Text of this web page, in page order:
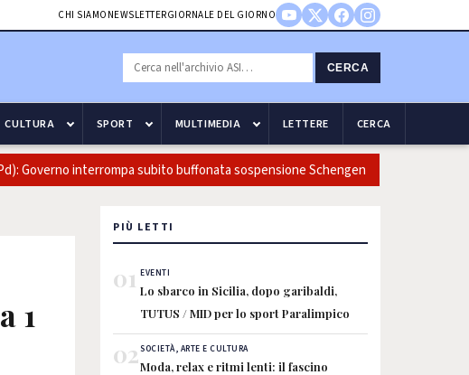
CHI SIAMO NEWSLETTERGIORNALE DEL GIORNO
CERCA
CULTURA SPORT MULTIMEDIA LETTERE CERCA
interrompa subito buffonata sospensione Schengen
1
PIÙ LETTI
01 EVENTI
Lo sbarco in Sicilia, dopo garibaldi,
TUTUS / MID per lo sport Paralimpico
02SOCIETÀ, ARTE E CULTURA
Moda, relax e ritmi lenti: il fascino